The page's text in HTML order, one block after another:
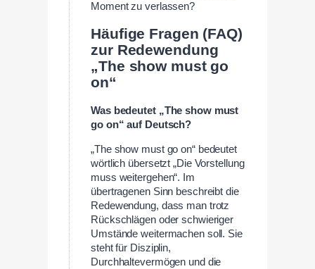
Moment zu verlassen?
Häufige Fragen (FAQ)
zur Redewendung
„The show must go
on“
Was bedeutet „The show must
go on“ auf Deutsch?
„The show must go on“ bedeutet
wörtlich übersetzt „Die Vorstellung
muss weitergehen“. Im
übertragenen Sinn beschreibt die
Redewendung, dass man trotz
Rückschlägen oder schwieriger
Umstände weitermachen soll. Sie
steht für Disziplin,
Durchhaltevermögen und die